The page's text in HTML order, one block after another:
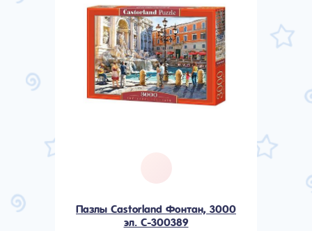
Пазлы Castorland Фонтан, 3000
эл. C-300389